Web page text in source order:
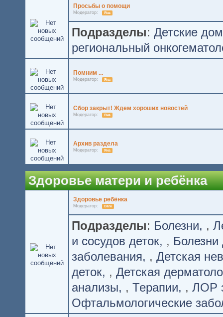
Просьбы о помощи
Модератор: Яна
Подразделы: Детские
региональный
Помним ...
Модератор: Яна
Сбор закрыт! Ждем хороших новостей
Модератор: Яна
Архив раздела
Модератор: Яна
Здоровье матери и ребёнка
Здоровье ребёнка
Модератор: Dare
Подразделы: Болезни ,
и сосудов деток , Болезни
заболевания
, Детская
деток , Детская
анализы
, Терапии , ЛОР
Офтальмологические